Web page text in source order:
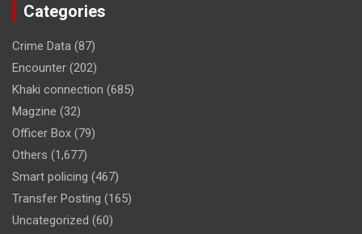
Categories
Crime Data (87)
Encounter (202)
Khaki connection (685)
Magzine (32)
Officer Box (79)
Others (1,677)
Smart policing (467)
Transfer Posting (165)
Uncategorized (60)